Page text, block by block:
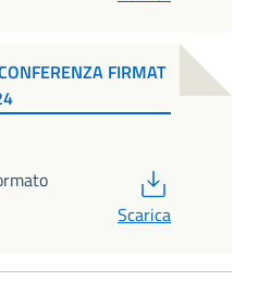
FIRMAT
Scarica